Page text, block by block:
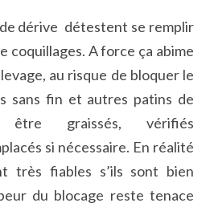
dérive détestent se remplir
coquillages. A force ça abime
au risque de bloquer le
sans fin et autres patins de
être graissés, vérifiés
si nécessaire. En réalité
très fiables s’ils sont bien
du blocage reste tenace